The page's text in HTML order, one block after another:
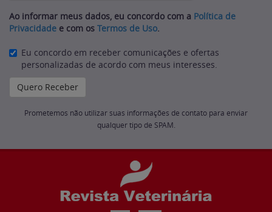
Ao informar meus dados, eu concordo com a Política de
Privacidade e com os Termos de Uso.
Eu concordo em receber comunicações e ofertas
personalizadas de acordo com meus interesses.
Prometemos não utilizar suas informações de contato para enviar
qualquer tipo de SPAM.